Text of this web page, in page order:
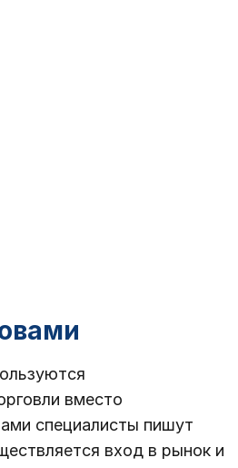
вместо
специалисты пишут
вход в рынок и